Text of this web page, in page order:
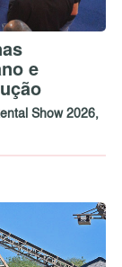
e
Show 2026,